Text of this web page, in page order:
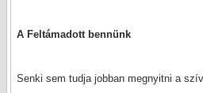
A Feltámadott bennünk
Senki sem tudja jobban megnyitni a